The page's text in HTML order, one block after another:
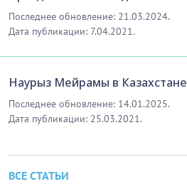
Последнее обновление: 21.03.2024.
Дата публикации: 7.04.2021.
Наурыз Мейрамы в Казахстане
Последнее обновление: 14.01.2025.
Дата публикации: 25.03.2021.
ВСЕ СТАТЬИ